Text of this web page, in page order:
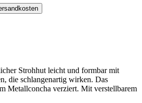
Strohhut leicht und formbar mit
die schlangenartig wirken. Das
Metallconcha verziert. Mit verstellbarem